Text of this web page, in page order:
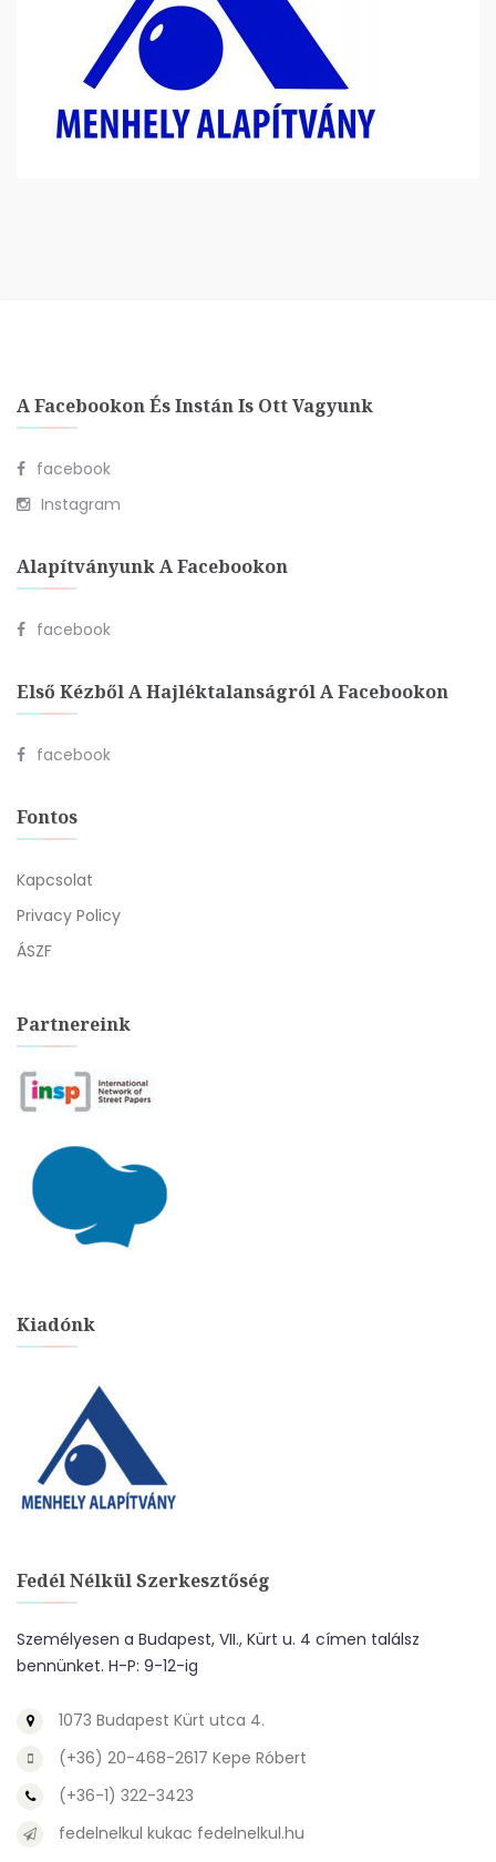
A Facebookon És Instán Is Ott Vagyunk
facebook
Instagram
Alapítványunk A Facebookon
facebook
Első Kézből A Hajléktalanságról A Facebookon
facebook
Fontos
Kapcsolat
Privacy Policy
ÁSZF
Partnereink
Kiadónk
Fedél Nélkül Szerkesztőség
Személyesen a Budapest, VII., Kürt u. 4 címen találsz
bennünket. H-P: 9-12-ig
1073 Budapest Kürt utca 4.
(+36) 20-468-2617 Kepe Róbert
(+36-1) 322-3423
fedelnelkul kukac fedelnelkul.hu